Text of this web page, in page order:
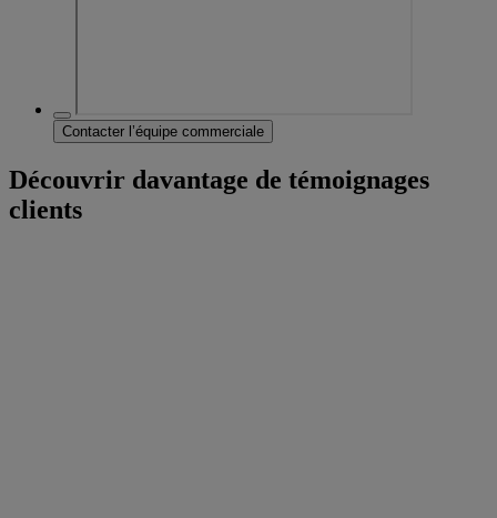
Contacter l’équipe commerciale
Découvrir davantage de témoignages
clients